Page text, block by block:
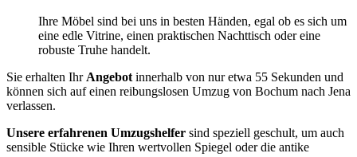
Ihre Möbel sind bei uns in besten Händen, egal ob es sich um
eine edle Vitrine, einen praktischen Nachttisch oder eine
robuste Truhe handelt.
Sie erhalten Ihr Angebot innerhalb von nur etwa 55 Sekunden und
können sich auf einen reibungslosen Umzug von Bochum nach Jena
verlassen.
Unsere erfahrenen Umzugshelfer sind speziell geschult, um auch
sensible Stücke wie Ihren wertvollen Spiegel oder die antike